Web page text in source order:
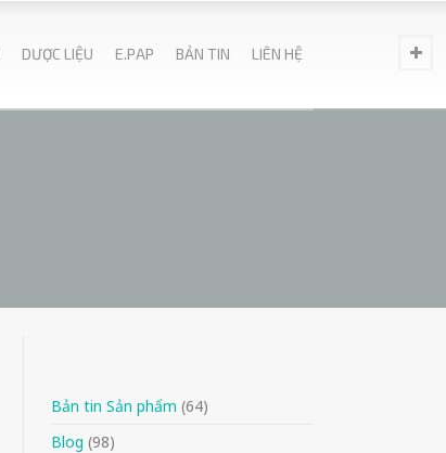
DƯỢC LIỆU E.PAP BẢN TIN LIÊN HỆ
Bản tin Sản phẩm (64)
Blog (98)